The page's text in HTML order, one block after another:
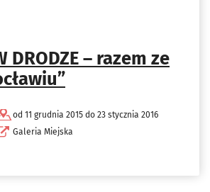
DRODZE – razem ze
od 11 grudnia 2015 do 23 stycznia 2016
Galeria Miejska